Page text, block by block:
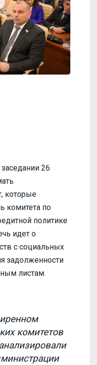
26
которые
комитета по
политике
идет о
с социальных
задолженности
листам.
комитетов